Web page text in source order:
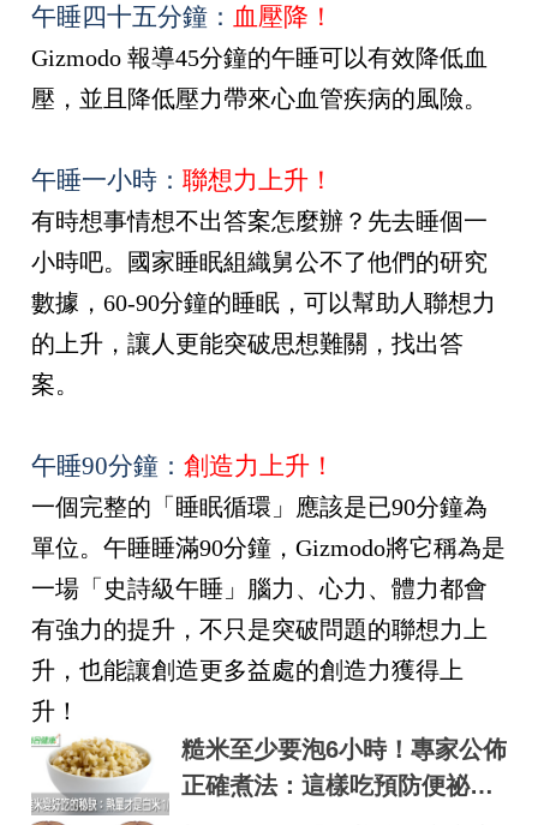
午睡四十五分鐘： 血壓降！
Gizmodo 報導45分鐘的午睡可以有效降低血
壓，並且降低壓力帶來心血管疾病的風險。
午睡一小時： 聯想力上升！
有時想事情想不出答案怎麼辦？先去睡個一
小時吧。國家睡眠組織舅公不了他們的研究
數據， 60-90分鐘的睡眠，可以幫助人聯想力
的上升，讓人更能突破思想難關，找出答
案。
午睡90分鐘： 創造力上升！
一個完整的「睡眠循環」應該是已90分鐘為
單位。午睡睡滿90分鐘， Gizmodo將它稱為是
一場「史詩級午睡」腦力、心力、體力都會
有強力的提升，不只是突破問題的聯想力上
升，也能讓創造更多益處的創造力獲得上
升！
糙米至少要泡6小時！專家公佈
正確煮法：這樣吃預防便祕、